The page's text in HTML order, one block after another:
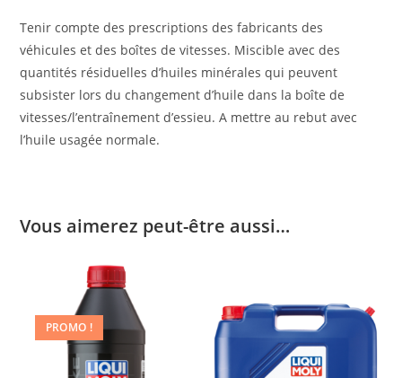
Tenir compte des prescriptions des fabricants des
véhicules et des boîtes de vitesses. Miscible avec des
quantités résiduelles d’huiles minérales qui peuvent
subsister lors du changement d’huile dans la boîte de
vitesses/l’entraînement d’essieu. A mettre au rebut avec
l’huile usagée normale.
Vous aimerez peut-être aussi…
PROMO !